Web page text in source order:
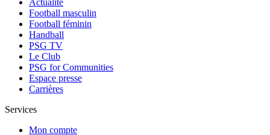
Football masculin
Football féminin
Handball
PSG TV
Le Club
PSG for Communities
Espace presse
Carrières
Services
Mon compte